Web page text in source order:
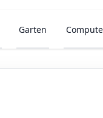
Garten